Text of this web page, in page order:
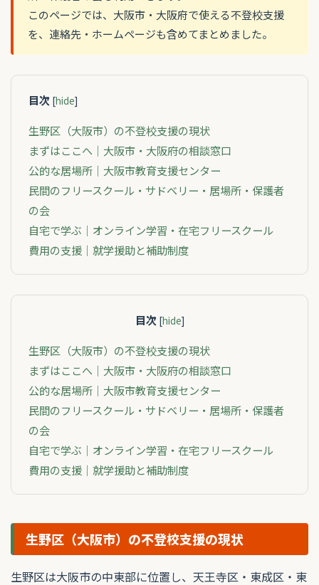
このページでは、大阪市・大阪府で使える不登校支援
を、連絡先・ホームページも含めてまとめました。
目次 [hide]
生野区（大阪市）の不登校支援の現状
まずはここへ｜大阪市・大阪府の相談窓口
公的な居場所｜大阪市教育支援センター
民間のフリースクール・サドベリー・居場所・保護者
の会
自宅で学ぶ｜オンライン学習・在宅フリースクール
費用の支援｜就学援助と補助制度
目次 [hide]
生野区（大阪市）の不登校支援の現状
まずはここへ｜大阪市・大阪府の相談窓口
公的な居場所｜大阪市教育支援センター
民間のフリースクール・サドベリー・居場所・保護者
の会
自宅で学ぶ｜オンライン学習・在宅フリースクール
費用の支援｜就学援助と補助制度
生野区（大阪市）の不登校支援の現状
生野区は大阪市の中東部に位置し、天王寺区・東成区・東